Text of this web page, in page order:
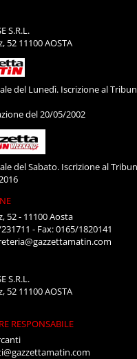
S.R.L.
52 11100 AOSTA
del Lunedì. Iscrizione al
del 20/05/2002
del Sabato. Iscrizione al
52 - 11100 Aosta
- Fax: 0165/1820141
S.R.L.
52 11100 AOSTA
RESPONSABILE